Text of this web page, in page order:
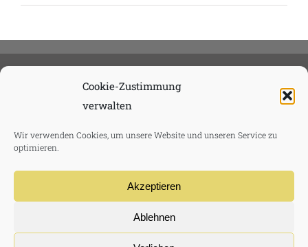
Cookie-Zustimmung
verwalten
Wir verwenden Cookies, um unsere Website und unseren Service zu
optimieren.
Akzeptieren
Ablehnen
TVMG Media GmbH 2020 |Datenschutzerklärung
| Haftungsausschluss